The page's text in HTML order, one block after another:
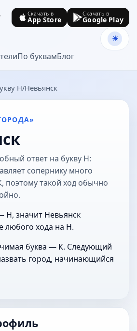
По буквамБлог
Скачать в
App Store
Скачать в
Google Play
Н Невьянск
ответ на букву Н:
сопернику много
поэтому такой ход обычно
Н, значит Невьянск
любого хода на Н.
буква — К. Следующий
город, начинающийся